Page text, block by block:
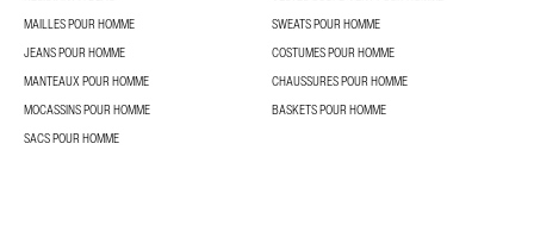
MAILLES POUR HOMME
SWEATS POUR HOMME
JEANS POUR HOMME
COSTUMES POUR HOMME
MANTEAUX POUR HOMME
CHAUSSURES POUR HOMME
MOCASSINS POUR HOMME
BASKETS POUR HOMME
SACS POUR HOMME